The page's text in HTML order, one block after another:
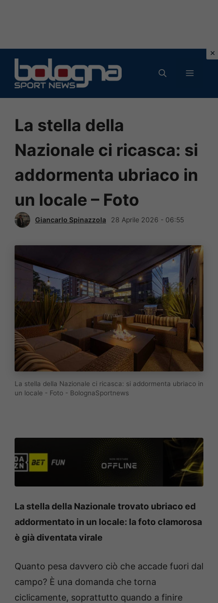
contenuto
MENU
La stella della
Nazionale ci ricasca: si
addormenta ubriaco in
un locale – Foto
Giancarlo Spinazzola 28 Aprile 2026 - 06:55
La stella della Nazionale ci ricasca: si addormenta ubriaco in
un locale - Foto - BolognaSportnews
La stella della Nazionale trovato ubriaco ed
addormentato in un locale: la foto clamorosa
è già diventata virale
Quanto pesa davvero ciò che accade fuori dal
campo? È una domanda che torna
ciclicamente, soprattutto quando a finire